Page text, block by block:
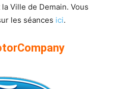
Ville de Demain. Vous
les séances ici.